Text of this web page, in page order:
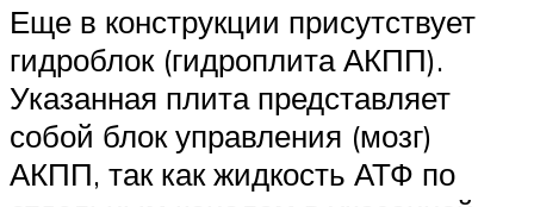
Еще в конструкции присутствует
гидроблок (гидроплита АКПП).
Указанная плита представляет
собой блок управления (мозг)
АКПП, так как жидкость АТФ по